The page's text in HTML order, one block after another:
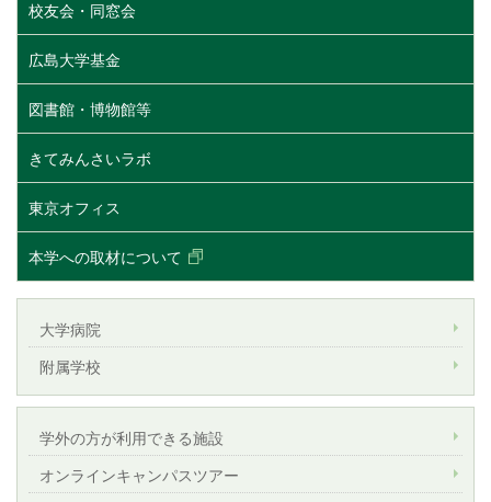
校友会・同窓会
広島大学基金
図書館・博物館等
きてみんさいラボ
東京オフィス
本学への取材について
大学病院
附属学校
学外の方が利用できる施設
オンラインキャンパスツアー